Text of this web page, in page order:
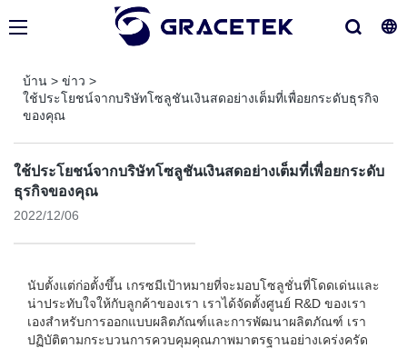
บ้าน > ข่าว >
ใช้ประโยชน์จากบริษัทโซลูชันเงินสดอย่างเต็มที่เพื่อยกระดับธุรกิจ
ของคุณ
ใช้ประโยชน์จากบริษัทโซลูชันเงินสดอย่างเต็มที่เพื่อยกระดับ
ธุรกิจของคุณ
2022/12/06
นับตั้งแต่ก่อตั้งขึ้น เกรซมีเป้าหมายที่จะมอบโซลูชั่นที่โดดเด่นและ
น่าประทับใจให้กับลูกค้าของเรา เราได้จัดตั้งศูนย์ R&D ของเรา
เองสำหรับการออกแบบผลิตภัณฑ์และการพัฒนาผลิตภัณฑ์ เรา
ปฏิบัติตามกระบวนการควบคุมคุณภาพมาตรฐานอย่างเคร่งครัด